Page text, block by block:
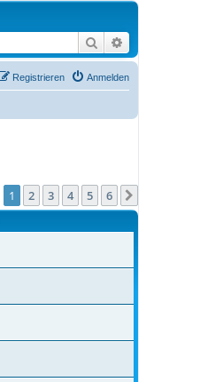
Suche
Anmelden
Registrieren
1 2 3 4 5 6